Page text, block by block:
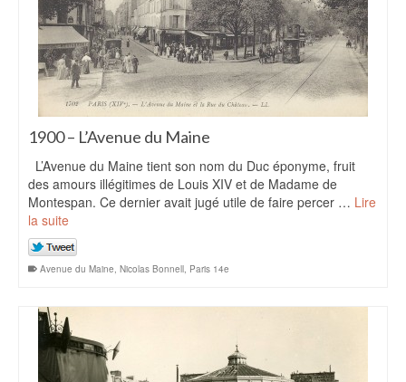
1900 – L’Avenue du Maine
L’Avenue du Maine tient son nom du Duc éponyme, fruit
des amours illégitimes de Louis XIV et de Madame de
Montespan. Ce dernier avait jugé utile de faire percer … Lire
la suite
Avenue du Maine, Nicolas Bonnell, Paris 14e